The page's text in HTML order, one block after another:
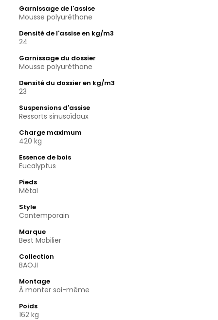
Garnissage de l'assise
Mousse polyuréthane
Densité de l'assise en kg/m3
24
Garnissage du dossier
Mousse polyuréthane
Densité du dossier en kg/m3
23
Suspensions d'assise
Ressorts sinusoïdaux
Charge maximum
420 kg
Essence de bois
Eucalyptus
Pieds
Métal
Style
Contemporain
Marque
Best Mobilier
Collection
BAOJI
Montage
À monter soi-même
Poids
162 kg